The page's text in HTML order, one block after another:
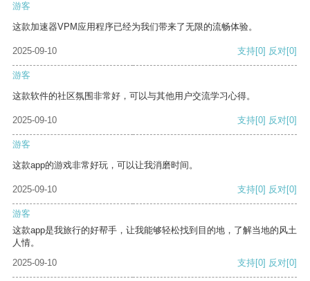
游客
这款加速器VPM应用程序已经为我们带来了无限的流畅体验。
2025-09-10 支持[0] 反对[0]
游客
这款软件的社区氛围非常好，可以与其他用户交流学习心得。
2025-09-10 支持[0] 反对[0]
游客
这款app的游戏非常好玩，可以让我消磨时间。
2025-09-10 支持[0] 反对[0]
游客
这款app是我旅行的好帮手，让我能够轻松找到目的地，了解当地的风土
人情。
2025-09-10
支持[0] 反对[0]